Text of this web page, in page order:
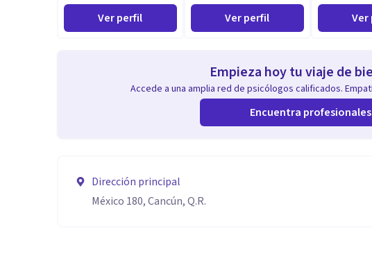
Ver perfil Ver perfil Ver
Empieza hoy tu viaje de
Accede a una amplia red de psicólogos calificados.
Encuentra profesionales
Dirección principal
México 180, Cancún, Q.R.